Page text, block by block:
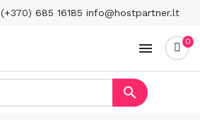
(+370) 685 16185 info@hostpartner.lt
 0
